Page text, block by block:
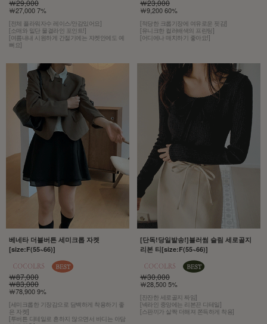
￦29,000
￦27,000 7%
[전체 플라워자수 레이스/안감있어요]
[소매와 밑단 물결라인 포인트!]
[여름내내 시원하게 간절기에는 쟈켓안에도 예
뻐요]
￦23,000
￦9,200 60%
[적당한 크롭기장에 여유로운 핏감]
[유니크한 컬러배색의 프린팅]
[어디에나 매치하기 좋아요!]
베네타 더블버튼 세미크롭 자켓
[size:F(55~66)]
￦87,000
￦83,000
￦78,900 9%
[세미크롭한 기장감으로 담백하게 착용하기 좋
은 자켓]
[투버튼 디테일로 흔하지 않으면서 바디는 아담
[단독!당일발송!]블러썸 슬림 세로골지
리본 티[size:F(55~66)]
￦30,000
￦28,500 5%
[잔잔한 세로골지 짜임]
[넥라인 중앙에는 리본끈 디테일]
[스판끼가 살짝 더해져 쫀득하게 착용]